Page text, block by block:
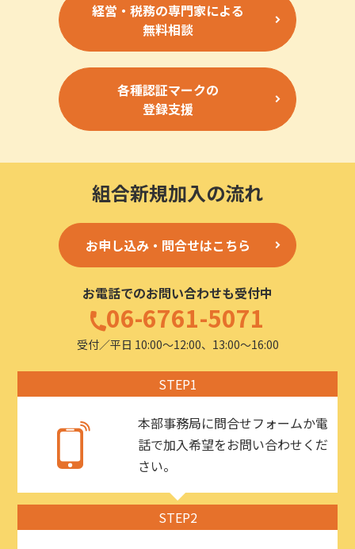
経営・税務の専門家による
無料相談
各種認証マークの
登録支援
組合新規加入の流れ
お申し込み・問合せはこちら
お電話でのお問い合わせも受付中
06-6761-5071
受付／平日 10:00〜12:00、13:00〜16:00
STEP1
本部事務局に問合せフォームか電
話で加入希望をお問い合わせくだ
さい。
STEP2